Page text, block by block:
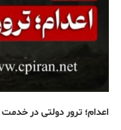
اعدام؛ تروردولتیدرخدمت